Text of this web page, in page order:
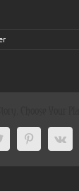
Pinterest
Vk